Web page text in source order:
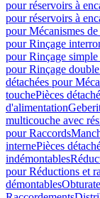
pour réservoirs à
pour réservoirs à
pour Mécanismes de
pour Rinçage
pour Rinçage simple
pour Rinçage
détachées pour
touchePièces
d'alimentation
multicouche avec
pour Raccords
internePièces
indémontables
pour Réductions et
démontables